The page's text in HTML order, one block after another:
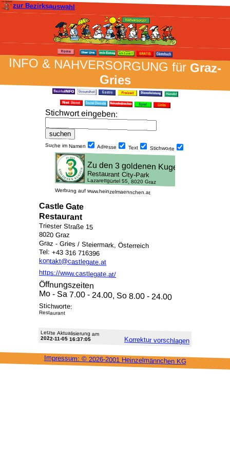
zur Bezirksauswahl
INFO & NAH­VER­SORG­UNG fürGraz-
Gries
Stich­wort ein­geben:
Suche im Namen Adresse Text Stich­worte
Werbung auf www.heinzelmaennchen.at
Castle Gate
Restaurant
Triester Straße 15
8020 Graz
Graz - Gries / Steiermark, Österreich
Tel: +43 316 716396
kontakt@castlegate.at
https://www.castlegate.at/
Öffnungszeiten
Mo - Sa 7.00 - 24.00, So 8.00 - 24.00
Stichworte:
Restaurant
Letzte Aktu­alisie­rung am
2022-11-05 16:37:05 Korrektur vor­schlagen
Impressum: © 2026-2001 Heinzel­männchen KG